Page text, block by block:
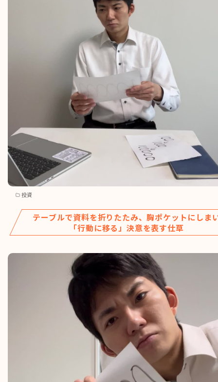
投資
テーブルで資料を折りたたみ、胸ポケットにしま
「行動に移る」決意を表す仕草